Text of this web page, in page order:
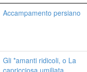
Accampamento persiano
Gli *amanti ridicoli, o La
capricciosa umiliata